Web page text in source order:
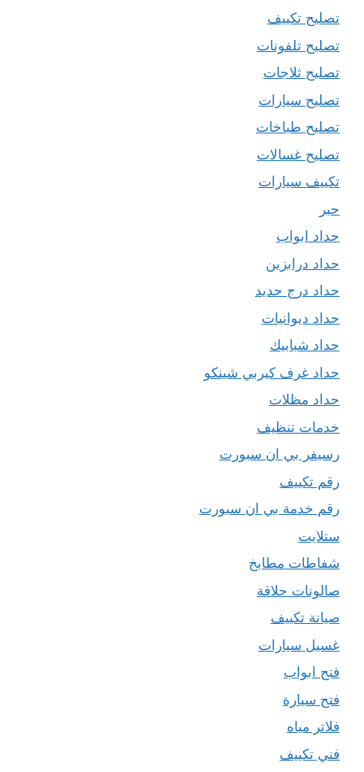
تصليح تكييف
تصليح تلفونات
تصليح ثلاجات
تصليح سيارات
تصليح طباخات
تصليح غسالات
تكييف سيارات
حبر
حداد ابواب
حداد درابزين
حداد درج حديد
حداد ديوانيات
حداد شبابيك
حداد غرف كيربي شينكو
حداد مظلات
خدمات تنظيف
رسيفر بي ان سبورت
رقم تكييف
رقم خدمة بي ان سبورت
ستلايت
شفاطات مطابخ
صالونات حلاقة
صيانة تكييف
غسيل سيارات
فتح ابواب
فتح سيارة
فلاتر مياه
فني تكييف